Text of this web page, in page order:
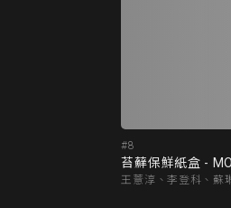
#8
苔蘚保鮮紙盒 -
王薏淳、李登科、蘇